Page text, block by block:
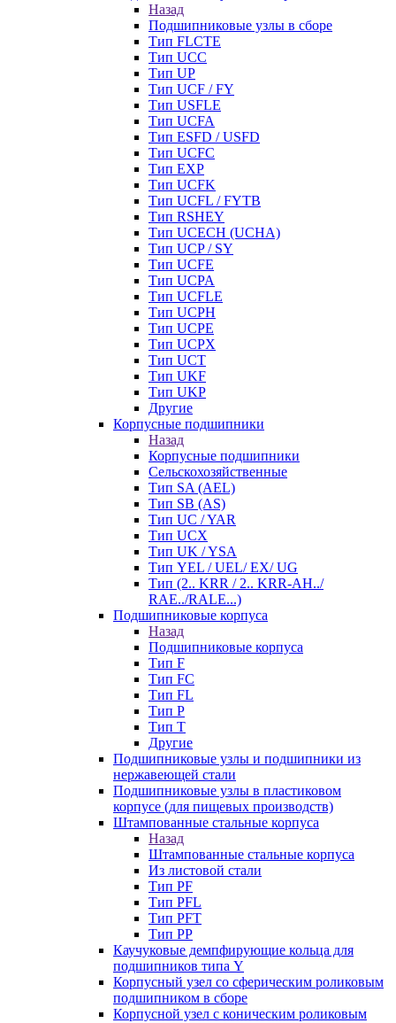
Назад
Подшипниковые узлы в сборе
Тип FLCTE
Тип UCC
Тип UP
Тип UCF / FY
Тип USFLE
Тип UCFA
Тип ESFD / USFD
Тип UCFC
Тип EXP
Тип UCFK
Тип UCFL / FYTB
Тип RSHEY
Тип UCECH (UCHA)
Тип UCP / SY
Тип UCFE
Тип UCPA
Тип UCFLE
Тип UCPH
Тип UCPE
Тип UCPX
Тип UCT
Тип UKF
Тип UKP
Другие
Корпусные подшипники
Назад
Корпусные подшипники
Сельскохозяйственные
Тип SA (AEL)
Тип SB (AS)
Тип UC / YAR
Тип UCX
Тип UK / YSA
Тип YEL / UEL/ EX/ UG
Тип (2.. KRR / 2.. KRR-AH../
RAE../RALE...)
Подшипниковые корпуса
Назад
Подшипниковые корпуса
Тип F
Тип FC
Тип FL
Тип P
Тип T
Другие
Подшипниковые узлы и подшипники из
нержавеющей стали
Подшипниковые узлы в пластиковом
корпусе (для пищевых производств)
Штампованные стальные корпуса
Назад
Штампованные стальные корпуса
Из листовой стали
Тип PF
Тип PFL
Тип PFT
Тип PP
Каучуковые демпфирующие кольца для
подшипников типа Y
Корпусный узел со сферическим роликовым
подшипником в сборе
Корпусной узел с коническим роликовым